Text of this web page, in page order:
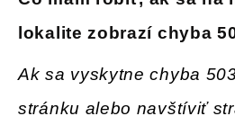
lokalite zobrazí chyba
Ak sa vyskytne chyba
stránku alebo navštíviť